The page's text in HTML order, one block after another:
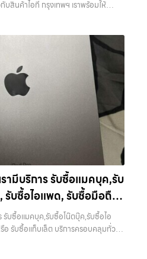
อให้เห็นภาพรวมของราคาในตลาด
ลัก แต่การมีอุปกรณ์ครบ เช่น กล่อง
พิ่มความน่าสนใจให้กับเครื่อง สำหรับ
าคาได้พอสมควร เพราะผู้ซื้อสามารถ
ม หากไม่มีอุปกรณ์เหล่านี้ ก็ยังสามารถ
าคาสูงเท่ากับเครื่องที่มีครบ 8. เลือกช่อง
ขาย iPhone มีหลายวิธี แต่ละวิธีก็มีข้อดี
นแพลตฟอร์มออนไลน์อาจได้ราคาสูง
ในการเจอผู้ซื้อที่ไม่น่าเชื่อถือ การขายให้
วรเลือกร้านที่มีความน่าเชื่อถือและให้
งคือการใช้บริการจำนำ ซึ่งเหมาะกับคน
ขาด โดยสามารถเลือกใช้บริการ…
งานพร้อมให้บริการถึงที่ในพื้นที่ “ใกล้
ช้ไฟฟ้า แต่เป็นทรัพย์สินที่มีมูลค่า คุณอาจ
วน เราจึงมอบบริการประเมินสภาพ
หลาย โดยเน้น โปร่งใส มั่นใจได้ และ
บริการของเราครอบคลุมทั้ง iPhone
และแท็บเล็ตทุกแบรนด์ เรารับถึงแม้
หรือมีรอยบ้าง เพราะมูลค่าของเครื่อง
จริง ความครบชุด และความสะดวกใน
รในเขต ลาดพร้าว, รัชดา, บางรัก,
รา, บางนา, บางพลี, เกษตรนวมินทร์,
ณจะค้นหาคำว่า “รับซื้อมือถือใกล้ฉัน”,
ย iPad ได้ราคา”, “รับซื้อแท็บเล็ต
มือสอง ราคาสูง” — ที่นี่คือคำตอบ
รับราคาและความสะดวกสบายที่เหนือ
คุณไว้วางใจ พร้อมทีมงานที่พร้อม
จสภาพอย่างมืออาชีพ และจ่ายเงินทันที
ณเป็นเรื่องง่ายขึ้น ดีกว่า รวดเร็วกว่า
เชี่ยวชาญด้านการให้บริการ รับซื้อมือถือ
สินค้าไอที กรุงเทพฯ เราพร้อมให้
า รับซื้อสินค้าไอทีเสนานิคม — รับซื้อ
, รับซื้อแท็บเล็ต, หรือบริการอื่นๆ เกี่ยว
บริการครบวงจร รับซื้อสินค้าไอที
บุค, รับซื้อโน๊ตบุ๊ค, รับซื้อแท็บเล็ต, หรือ
เทพฯ… รับซื้อสินค้าไอทีเสนานิคม รับ
ภาพ — ขอขายง่าย ได้เงินเร็ว
ซื้อไอโฟน, รับซื้อไอแพด, รับซื้อมือถือ
เว็บไซต์ที่คุณไว้วางใจได้ สำหรับ
iPad, แท็บเล็ต ทุกยี่ห้อ ให้ราคา
ลาดพร้าว, รัชดา, บางรัก,
า และเขตกรุงเทพฯ ใกล้ “ใกล้ ฉัน”
ะอุปกรณ์ไอทีใหม่ๆ เปลี่ยนรุ่นกันแทบ
ลายเป็นของที่ไม่ได้ใช้งานอยู่เฉยๆ
างเลือกให้คุณสามารถเปลี่ยนอุปกรณ์ที่
วยบริการ รับซื้อไอโฟน, รับซื้อไอแพด,
น๊ตบุ๊ค, รับซื้อแท็บเล็ต, รับซื้อสินค้าไอที
ามีบริการ รับซื้อแมคบุค,รับ
รับซื้อไอแพด, รับซื้อมือถือ
รครอบคลุมทั่วกรุงเทพ
รับซื้อแมคบุค,รับซื้อโน๊ตบุ๊ค,รับซื้อไอ
รับซื้อแท็บเล็ต บริการครอบคลุมทั่ว